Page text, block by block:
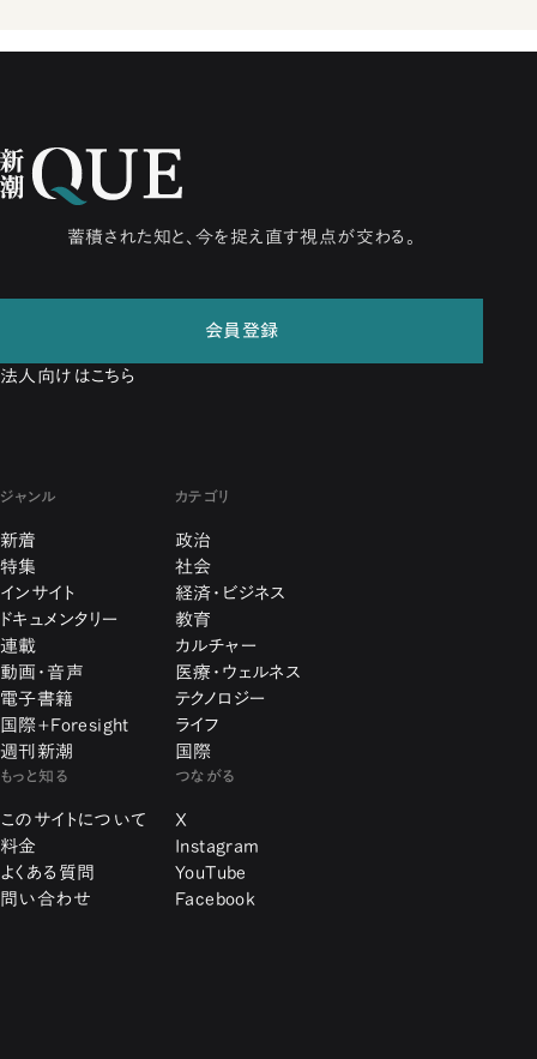
蓄積された知と、今を捉え直す視点が交わる。
会員登録
法人向けはこちら
ジャンル
新着
特集
インサイト
ドキュメンタリー
連載
動画・音声
電子書籍
国際+Foresight
週刊新潮
カテゴリ
政治
社会
経済・ビジネス
教育
カルチャー
医療・ウェルネス
テクノロジー
ライフ
国際
もっと知る
このサイトについて
料金
よくある質問
問い合わせ
つながる
X
Instagram
YouTube
Facebook